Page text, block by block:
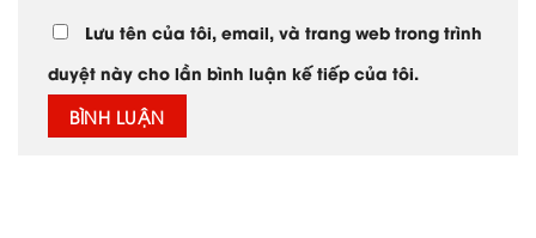
Lưu tên của tôi, email, và trang web trong trình
duyệt này cho lần bình luận kế tiếp của tôi.